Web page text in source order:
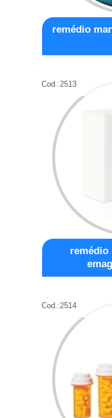
remédio
Cod.:2513
remédio
Cod.:2514